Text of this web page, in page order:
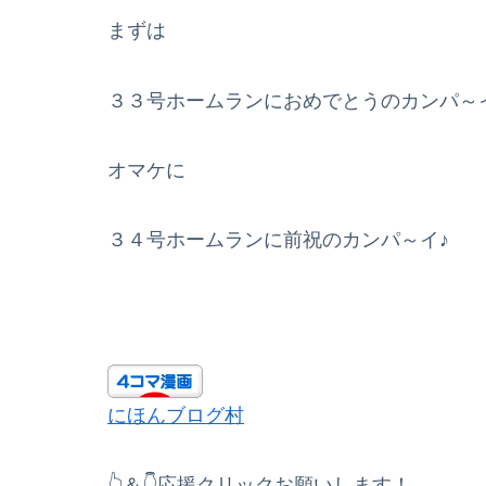
まずは
３３号ホームランにおめでとうのカンパ～
オマケに
３４号ホームランに前祝のカンパ～イ♪
にほんブログ村